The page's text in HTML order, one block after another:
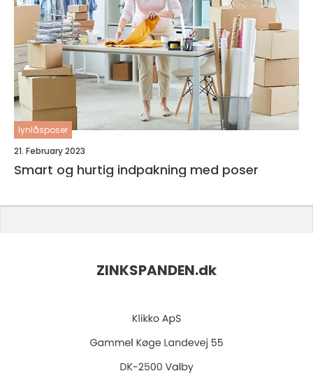
lynlåsposer
21. February 2023
Smart og hurtig indpakning med poser
ZINKSPANDEN.dk